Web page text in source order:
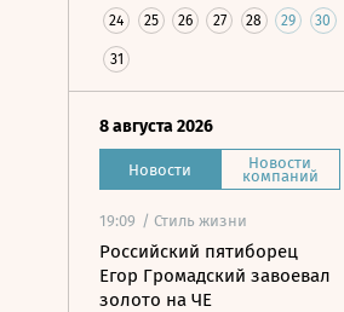
24 25 26 27 28 29 30
31
8 августа 2026
Новости Новости
компаний
19:09 / Стиль жизни
Российский пятиборец
Егор Громадский завоевал
золото на ЧЕ